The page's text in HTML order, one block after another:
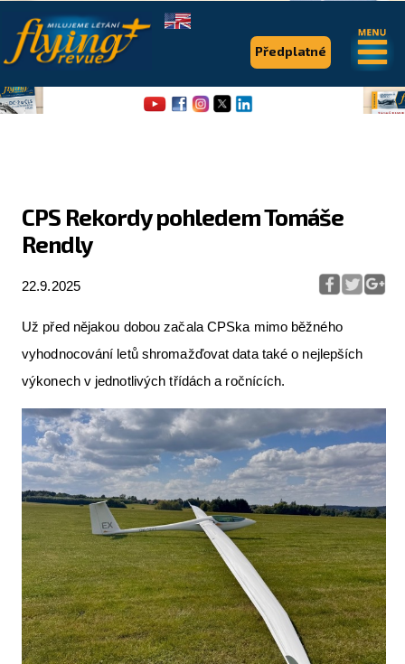
CPS Rekordy pohledem Tomáše
Rendly
22.9.2025
Už před nějakou dobou začala CPSka mimo běžného
vyhodnocování letů shromažďovat data také o nejlepších
výkonech v jednotlivých třídách a ročnících.
Předplatné
.
Pro piloty
Série & speciály
Letecká videa
Aktuální FR + archiv
Letecká muzea
VFR Communication app
The SAFE Guide app
Nabídky práce v letectví
Inzerujte s námi